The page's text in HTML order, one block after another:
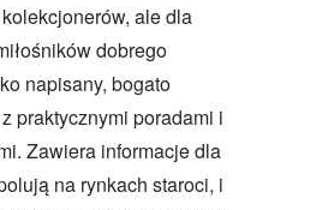
ale dla
dobrego
napisany, bogato
praktycznymi poradami i
Zawiera informacje dla
na rynkach staroci, i